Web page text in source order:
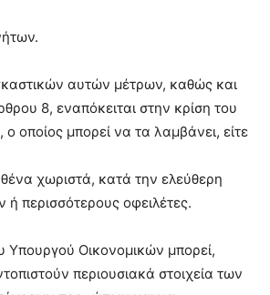
αυτών μέτρων, καθώς και
8, εναπόκειται στην κρίση του
ο οποίος μπορεί να τα λαμβάνει, είτε
χωριστά, κατά την ελεύθερη
ή περισσότερους οφειλέτες.
Οικονομικών μπορεί,
περιουσιακά στοιχεία των